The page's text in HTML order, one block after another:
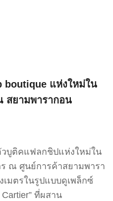
boutique แห่งใหม่ใน
สยามพารากอน
วบูติคแฟลกชิปแห่งใหม่ใน
ร ณ ศูนย์การค้าสยามพารา
มตรในรูปแบบดูเพล็กซ์
ที่ผสาน